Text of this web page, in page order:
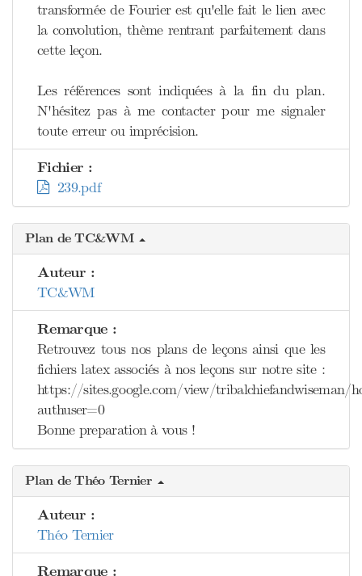
transformée de Fourier est qu'elle fait le lien avec
la convolution, thème rentrant parfaitement dans
cette leçon.
Les références sont indiquées à la fin du plan.
N'hésitez pas à me contacter pour me signaler
toute erreur ou imprécision.
Fichier :
239.pdf
Plan de TC&WM
Auteur :
TC&WM
Remarque :
Retrouvez tous nos plans de leçons ainsi que les
fichiers latex associés à nos leçons sur notre site :
https://sites.google.com/view/tribalchiefandwiseman/
authuser=0
Bonne preparation à vous !
Plan de Théo Ternier
Auteur :
Théo Ternier
Remarque :